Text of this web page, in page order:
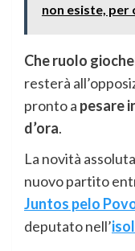
non esiste, per
Che ruolo
resterà
pronto a pesare
d’ora.
La novità
nuovo partito
Juntos pelo
deputato nell’